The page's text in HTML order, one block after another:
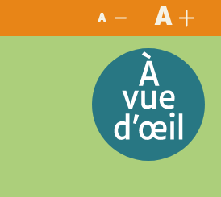
A A
Panneau de gestion des cookies